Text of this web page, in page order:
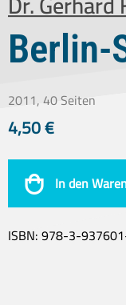
Berlin-
2011, 40 Seiten
4,50€
In den
ISBN:978-3-